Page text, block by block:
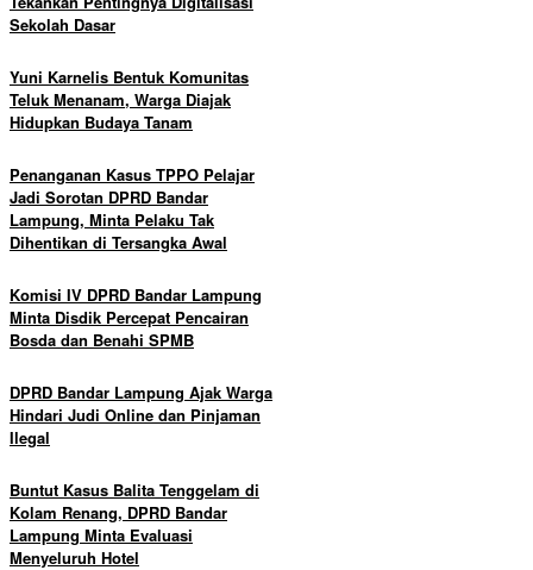
Sekolah Dasar
Yuni Karnelis Bentuk Komunitas
Teluk Menanam, Warga Diajak
Hidupkan Budaya Tanam
Penanganan Kasus TPPO Pelajar
Jadi Sorotan DPRD Bandar
Lampung, Minta Pelaku Tak
Dihentikan di Tersangka Awal
Komisi IV DPRD Bandar Lampung
Minta Disdik Percepat Pencairan
Bosda dan Benahi SPMB
DPRD Bandar Lampung Ajak Warga
Hindari Judi Online dan Pinjaman
Ilegal
Buntut Kasus Balita Tenggelam di
Kolam Renang, DPRD Bandar
Lampung Minta Evaluasi
Menyeluruh Hotel